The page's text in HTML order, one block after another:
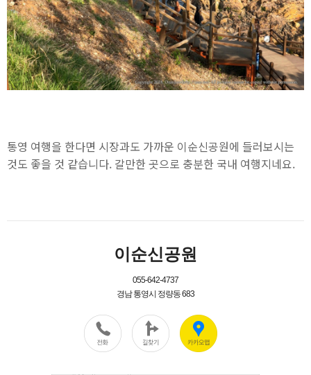
통영 여행을 한다면 시장과도 가까운 이순신공원에 들러보시는
것도 좋을 것 같습니다. 갈만한 곳으로 충분한 국내 여행지네요.